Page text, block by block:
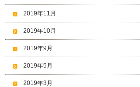
2019年11月
2019年10月
2019年9月
2019年5月
2019年3月